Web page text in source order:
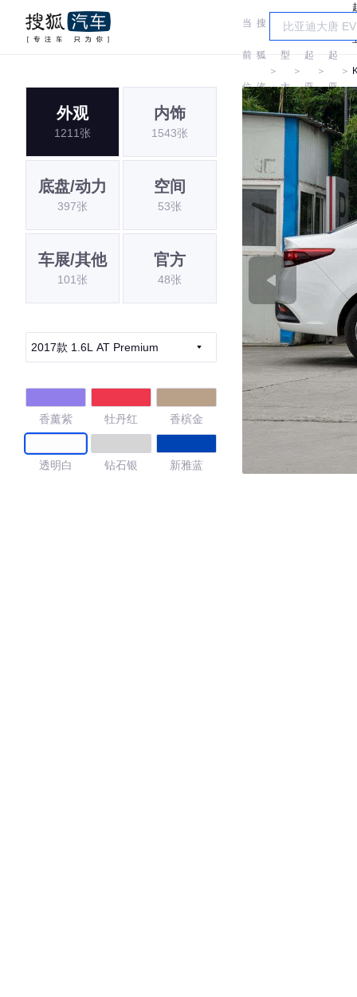
当
前
位
置:
搜
狐
汽
车
＞
车
型
大
全
＞
起
亚
＞
起
亚
＞
外观
1211张
内饰
1543张
底盘/动力
397张
空间
53张
车展/其他
101张
官方
48张
2017款 1.6L AT Premium
香薰紫 牡丹红 香槟金
透明白 钻石银 新雅蓝